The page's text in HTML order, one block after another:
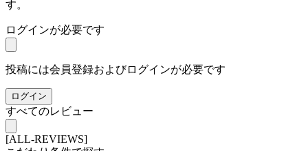
す。
ログインが必要です
投稿には会員登録およびログインが必要です
ログイン
すべてのレビュー
[ALL-REVIEWS]